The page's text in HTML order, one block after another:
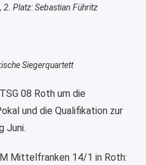
2. Platz: Sebastian Führitz
Siegerquartett
08 Roth um die
und die Qualifikation zur
Juni.
Mittelfranken 14/1 in Roth: